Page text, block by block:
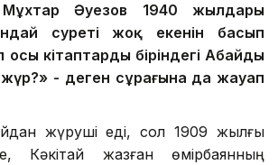
Әуезов 1940 жылдары
суреті жоқ екенін басып
кітаптардың біріндегі Абайдың
жүр?» - деген сұрағына да жауап
жүруші еді, сол 1909 жылғы
Кәкітай жазған өмірбаянның